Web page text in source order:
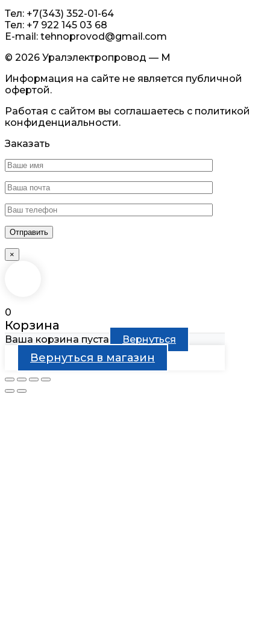
Тел: +7(343) 352-01-64
Тел: +7 922 145 03 68
E-mail: tehnoprovod@gmail.com
© 2026 Уралэлектропровод — М
Информация на сайте не является публичной
офертой.
Работая с сайтом вы соглашаетесь с политикой
конфиденциальности.
Заказать
×
0
Корзина
Ваша корзина пуста Вернуться
Вернуться в магазин